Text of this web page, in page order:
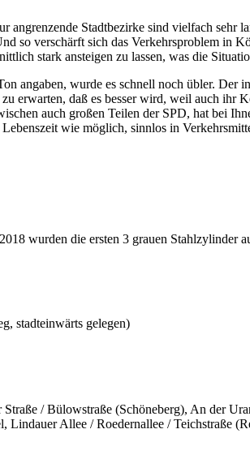
Stadtbezirke sind vielfach
so verschärft sich das Verkehrsproblem in
stark ansteigen zu lassen, was die
angaben, wurde es schnell noch übler. Der
erwarten, daß es besser wird, weil auch ihr
auch großen Teilen der SPD, hat bei
wie möglich, sinnlos in
wurden die ersten 3 grauen Stahlzylinder
stadteinwärts gelegen)
/ Bülowstraße (Schöneberg), An der
Allee / Roedernallee / Teichstraße